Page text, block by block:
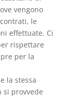
vengono
le
effettuate. Ci
rispettare
per la
la stessa
si provvede